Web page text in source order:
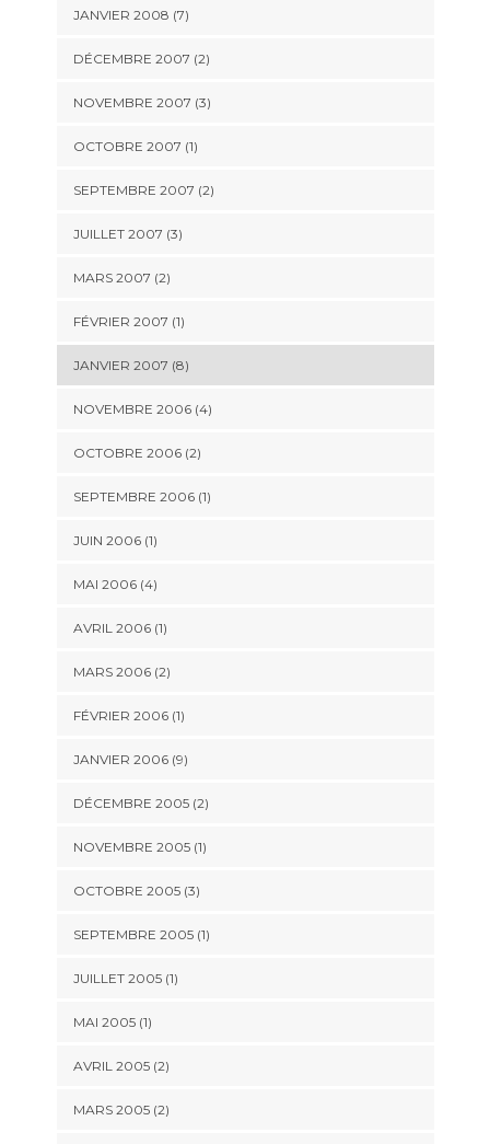
JANVIER 2008 (7)
DÉCEMBRE 2007 (2)
NOVEMBRE 2007 (3)
OCTOBRE 2007 (1)
SEPTEMBRE 2007 (2)
JUILLET 2007 (3)
MARS 2007 (2)
FÉVRIER 2007 (1)
JANVIER 2007 (8)
NOVEMBRE 2006 (4)
OCTOBRE 2006 (2)
SEPTEMBRE 2006 (1)
JUIN 2006 (1)
MAI 2006 (4)
AVRIL 2006 (1)
MARS 2006 (2)
FÉVRIER 2006 (1)
JANVIER 2006 (9)
DÉCEMBRE 2005 (2)
NOVEMBRE 2005 (1)
OCTOBRE 2005 (3)
SEPTEMBRE 2005 (1)
JUILLET 2005 (1)
MAI 2005 (1)
AVRIL 2005 (2)
MARS 2005 (2)